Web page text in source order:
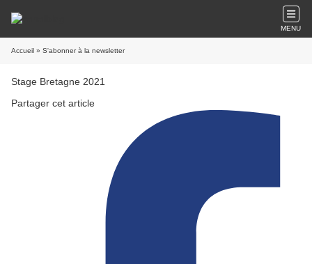
MENU
Accueil » S'abonner à la newsletter
Stage Bretagne 2021
Partager cet article